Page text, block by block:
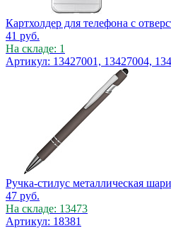
Картхолдер для телефона с
41 руб.
На складе: 1
Артикул: 13427001, 13427004,
Ручка-стилус металлическая
47 руб.
На складе: 13473
Артикул: 18381